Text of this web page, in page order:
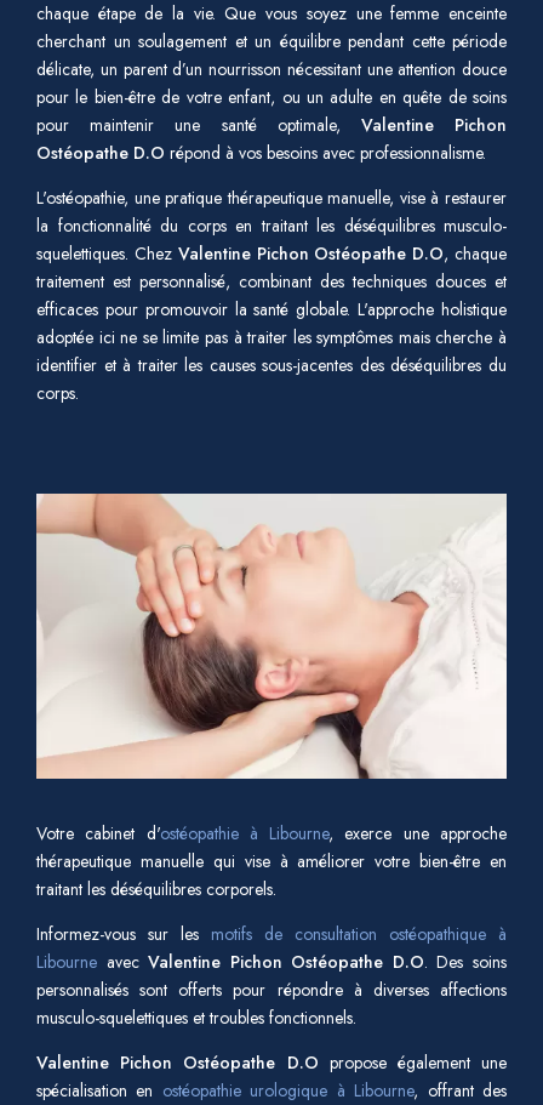
chaque étape de la vie. Que vous soyez une femme enceinte
cherchant un soulagement et un équilibre pendant cette période
délicate, un parent d’un nourrisson nécessitant une attention douce
pour le bien-être de votre enfant, ou un adulte en quête de soins
pour maintenir une santé optimale, Valentine Pichon
Ostéopathe D.O répond à vos besoins avec professionnalisme.
L'ostéopathie, une pratique thérapeutique manuelle, vise à restaurer
la fonctionnalité du corps en traitant les déséquilibres musculo-
squelettiques. Chez Valentine Pichon Ostéopathe D.O, chaque
traitement est personnalisé, combinant des techniques douces et
efficaces pour promouvoir la santé globale. L'approche holistique
adoptée ici ne se limite pas à traiter les symptômes mais cherche à
identifier et à traiter les causes sous-jacentes des déséquilibres du
corps.
Votre cabinet d'ostéopathie à Libourne, exerce une approche
thérapeutique manuelle qui vise à améliorer votre bien-être en
traitant les déséquilibres corporels.
Informez-vous sur les motifs de consultation ostéopathique à
Libourne avecValentine Pichon Ostéopathe D.O. Des soins
personnalisés sont offerts pour répondre à diverses affections
musculo-squelettiques et troubles fonctionnels.
Valentine Pichon Ostéopathe D.O propose également une
spécialisation en ostéopathie urologique à Libourne, offrant des